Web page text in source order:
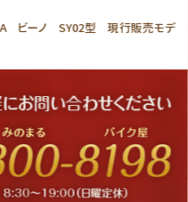
ビーノ SY02型 現行販売モデ